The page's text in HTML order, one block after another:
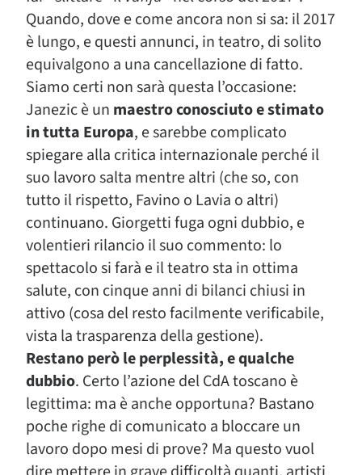
Quando, dove e come ancora non si sa: il 2017
è lungo, e questi annunci, in teatro, di solito
equivalgono a una cancellazione di fatto.
Siamo certi non sarà questa l’occasione:
Janezic è un maestro conosciuto e stimato
in tutta Europa, e sarebbe complicato
spiegare alla critica internazionale perché il
suo lavoro salta mentre altri (che so, con
tutto il rispetto, Favino o Lavia o altri)
continuano. Giorgetti fuga ogni dubbio, e
volentieri rilancio il suo commento: lo
spettacolo si farà e il teatro sta in ottima
salute, con cinque anni di bilanci chiusi in
attivo (cosa del resto facilmente verificabile,
vista la trasparenza della gestione).
Restano però le perplessità, e qualche
dubbio. Certo l’azione del CdA toscano è
legittima: ma è anche opportuna? Bastano
poche righe di comunicato a bloccare un
lavoro dopo mesi di prove? Ma questo vuol